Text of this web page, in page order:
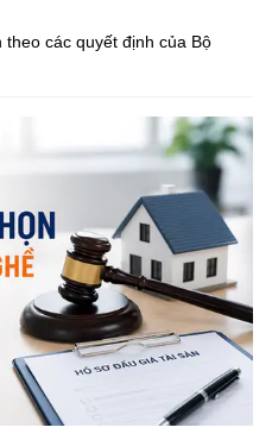
các quyết định của Bộ